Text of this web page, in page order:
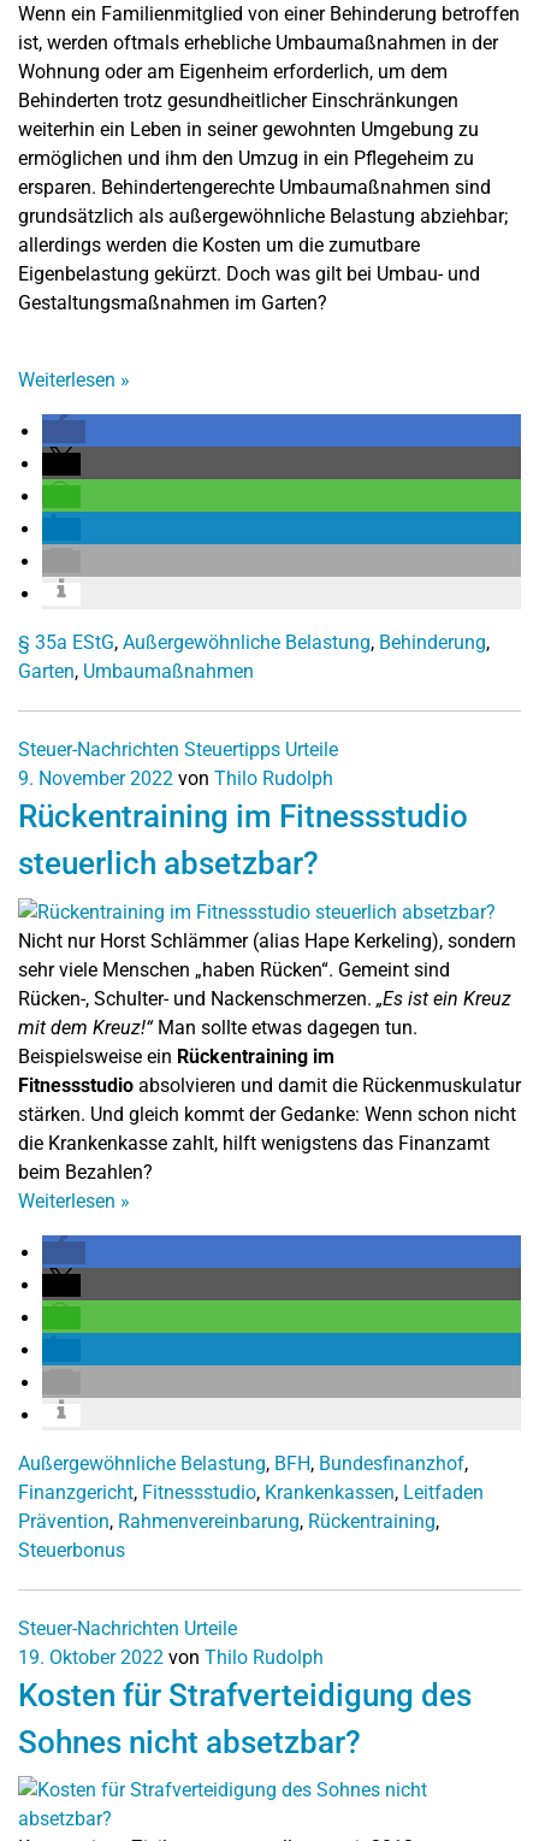
Wenn ein Familienmitglied von einer Behinderung betroffen
ist, werden oftmals erhebliche Umbaumaßnahmen in der
Wohnung oder am Eigenheim erforderlich, um dem
Behinderten trotz gesundheitlicher Einschränkungen
weiterhin ein Leben in seiner gewohnten Umgebung zu
ermöglichen und ihm den Umzug in ein Pflegeheim zu
ersparen. Behindertengerechte Umbaumaßnahmen sind
grundsätzlich als außergewöhnliche Belastung abziehbar;
allerdings werden die Kosten um die zumutbare
Eigenbelastung gekürzt. Doch was gilt bei Umbau- und
Gestaltungsmaßnahmen im Garten?
Weiterlesen »
§ 35a EStG, Außergewöhnliche Belastung, Behinderung,
Garten, Umbaumaßnahmen
Steuer-Nachrichten Steuertipps Urteile
9. November 2022 von Thilo Rudolph
Rückentraining im Fitnessstudio
steuerlich absetzbar?
Nicht nur Horst Schlämmer (alias Hape Kerkeling), sondern
sehr viele Menschen „haben Rücken“. Gemeint sind
Rücken-, Schulter- und Nackenschmerzen. „Es ist ein Kreuz
mit dem Kreuz!“Man sollte etwas dagegen tun.
Beispielsweise ein Rückentraining im
Fitnessstudio absolvieren und damit die Rückenmuskulatur
stärken. Und gleich kommt der Gedanke: Wenn schon nicht
die Krankenkasse zahlt, hilft wenigstens das Finanzamt
beim Bezahlen?
Weiterlesen »
Außergewöhnliche Belastung, BFH, Bundesfinanzhof,
Finanzgericht, Fitnessstudio, Krankenkassen, Leitfaden
Prävention, Rahmenvereinbarung, Rückentraining,
Steuerbonus
Steuer-Nachrichten Urteile
19. Oktober 2022 von Thilo Rudolph
Kosten für Strafverteidigung des
Sohnes nicht absetzbar?